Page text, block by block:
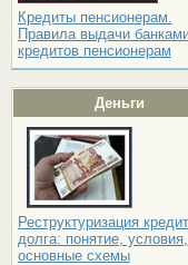
Кредиты пенсионерам.
Правила выдачи
кредитов пенсионерам
Деньги
Реструктуризация
долга: понятие, условия,
основные схемы